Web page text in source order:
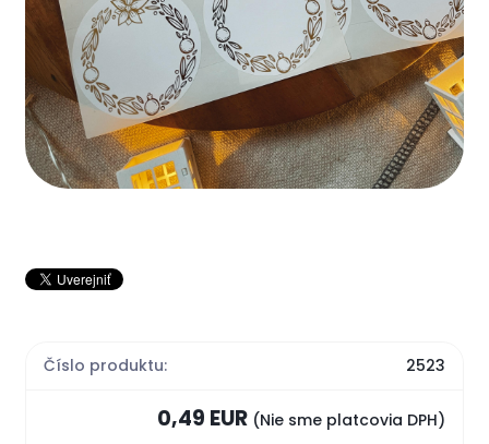
Číslo produktu: 2523
0,49 EUR (Nie sme platcovia DPH)